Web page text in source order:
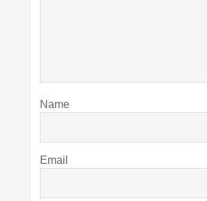
Name
Email